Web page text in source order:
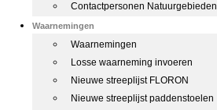
Contactpersonen Natuurgebieden
Waarnemingen
Waarnemingen
Losse waarneming invoeren
Nieuwe streeplijst FLORON
Nieuwe streeplijst paddenstoelen